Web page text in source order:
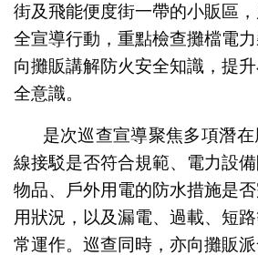
市政署聯同消防局加強巡查
街及飛能便度街一帶的小販區
全宣導行動，重點檢查攤檔電
向攤販講解防火安全知識，提
全意識。
是次巡查宣導聚焦多項潛
線接駁是否符合規範、電力設
物品、戶外用電的防水措施是
用狀況，以及漏電、過載、短
常運作。巡查同時，亦向攤販